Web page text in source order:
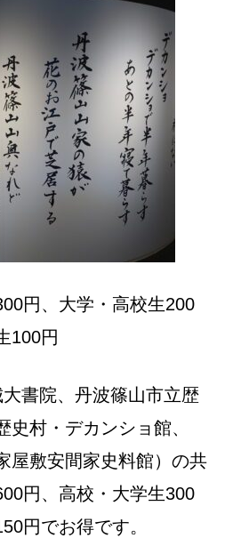
円、大学・高校生200
100円
書院、丹波篠山市立歴
史村・デカンショ館、
屋敷安間家史料館）の共
円、高校・大学生300
円でお得です。